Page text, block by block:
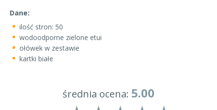
Dane:
ilość stron: 50
wodoodporne zielone etui
ołówek w zestawie
kartki białe
średnia ocena: 5.00